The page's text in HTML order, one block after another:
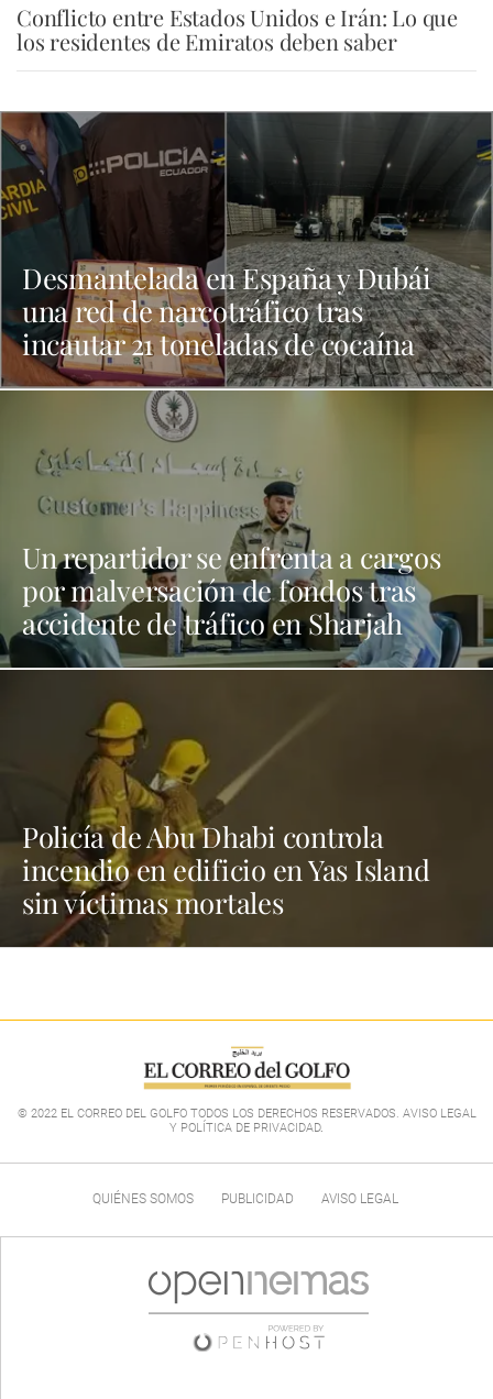
Conflicto entre Estados Unidos e Irán: Lo que
los residentes de Emiratos deben saber
Desmantelada en España y Dubái
una red de narcotráfico tras
incautar 21 toneladas de cocaína
Un repartidor se enfrenta a cargos
por malversación de fondos tras
accidente de tráfico en Sharjah
Policía de Abu Dhabi controla
incendio en edificio en Yas Island
sin víctimas mortales
© 2022 EL CORREO DEL GOLFO TODOS LOS DERECHOS RESERVADOS. AVISO LEGAL
Y POLÍTICA DE PRIVACIDAD.
QUIÉNES SOMOS PUBLICIDAD AVISO LEGAL